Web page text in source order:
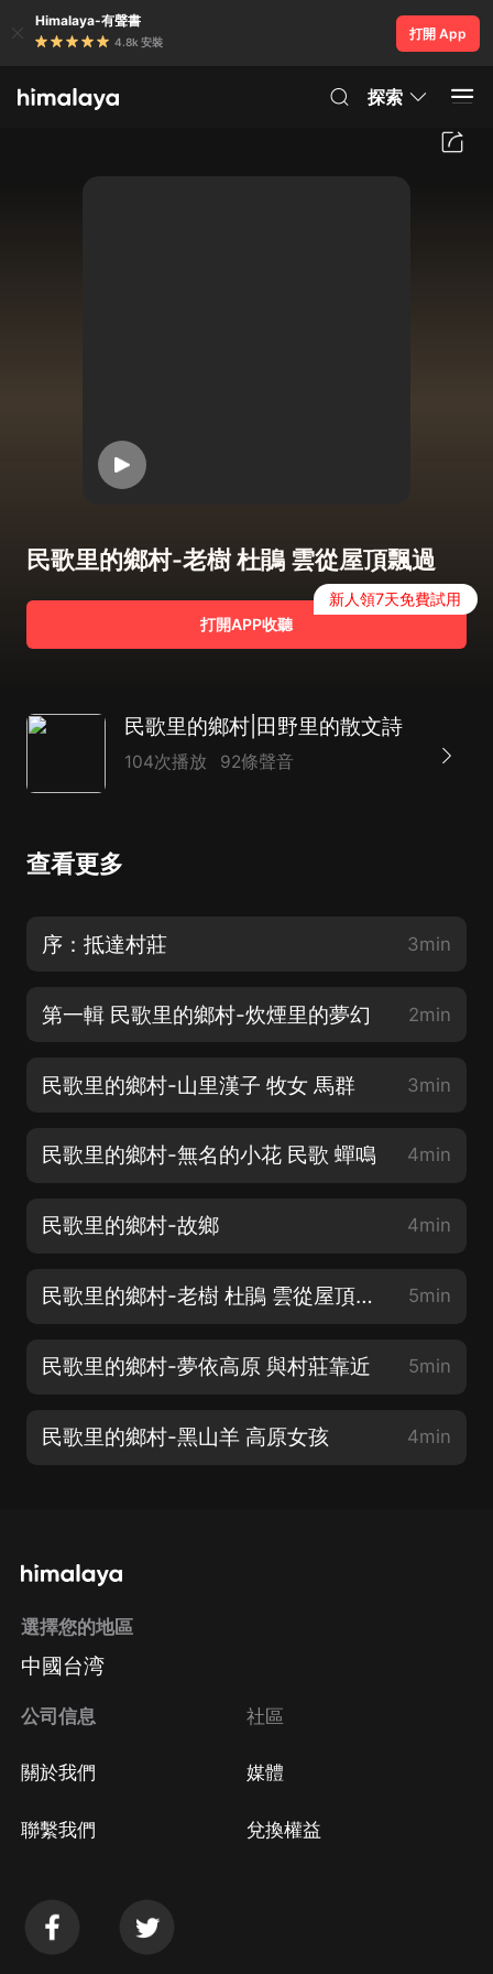
Himalaya-有聲書
4.8k 安裝
打開 App
探索
民歌里的鄉村-老樹 杜鵑 雲從屋頂飄過
打開APP收聽
新人領7天免費試用
民歌里的鄉村|田野里的散文詩
104次播放 92條聲音
查看更多
序：抵達村莊 3min
第一輯 民歌里的鄉村-炊煙里的夢幻 2min
民歌里的鄉村-山里漢子 牧女 馬群 3min
民歌里的鄉村-無名的小花 民歌 蟬鳴 4min
民歌里的鄉村-故鄉 4min
民歌里的鄉村-老樹 杜鵑 雲從屋頂飄過 5min
民歌里的鄉村-夢依高原 與村莊靠近 5min
民歌里的鄉村-黑山羊 高原女孩 4min
選擇您的地區
中國台湾
公司信息
關於我們
聯繫我們
社區
媒體
兌換權益